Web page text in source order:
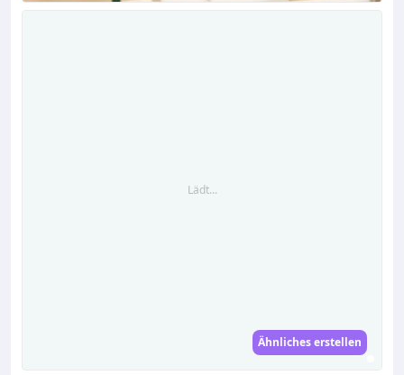
Lädt...
Ähnliches erstellen